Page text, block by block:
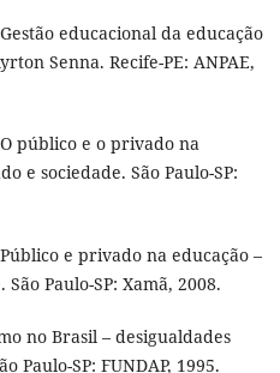
educacional da educação
Senna. Recife-PE: ANPAE,
O público e o privado na
e sociedade. São Paulo-SP:
Público e privado na educação –
Paulo-SP: Xamã, 2008.
no Brasil – desigualdades
Paulo-SP: FUNDAP, 1995.